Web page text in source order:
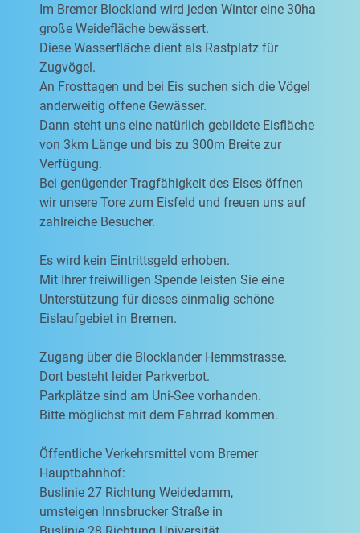
Im Bremer Blockland wird jeden Winter eine 30ha
große Weidefläche bewässert.
Diese Wasserfläche dient als Rastplatz für
Zugvögel.
An Frosttagen und bei Eis suchen sich die Vögel
anderweitig offene Gewässer.
Dann steht uns eine natürlich gebildete Eisfläche
von 3km Länge und bis zu 300m Breite zur
Verfügung.
Bei genügender Tragfähigkeit des Eises öffnen
wir unsere Tore zum Eisfeld und freuen uns auf
zahlreiche Besucher.
Es wird kein Eintrittsgeld erhoben.
Mit Ihrer freiwilligen Spende leisten Sie eine
Unterstützung für dieses einmalig schöne
Eislaufgebiet in Bremen.
Zugang über die Blocklander Hemmstrasse.
Dort besteht leider Parkverbot.
Parkplätze sind am Uni-See vorhanden.
Bitte möglichst mit dem Fahrrad kommen.
Öffentliche Verkehrsmittel vom Bremer
Hauptbahnhof:
Buslinie 27 Richtung Weidedamm,
umsteigen Innsbrucker Straße in